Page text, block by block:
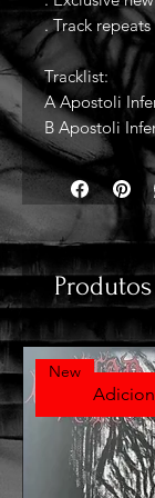
. Track
Tracklist:
A Apostoli
B Apostoli
New